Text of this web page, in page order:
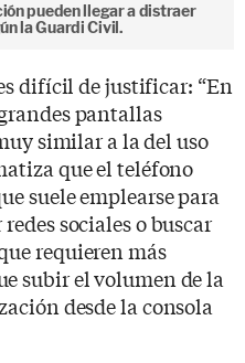
pueden llegar a distraer
la Guardi Civil.
difícil de justificar: “En
pantallas
similar a la del uso
que el teléfono
suele emplearse para
sociales o buscar
requieren más
subir el volumen de la
desde la consola